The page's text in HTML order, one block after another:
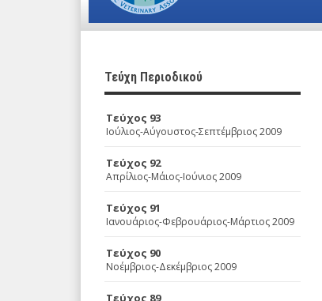
Τεύχη Περιοδικού
Τεύχος 93
Ιούλιος-Αύγουστος-Σεπτέμβριος 2009
Τεύχος 92
Απρίλιος-Μάιος-Ιούνιος 2009
Τεύχος 91
Ιανουάριος-Φεβρουάριος-Μάρτιος 2009
Τεύχος 90
Νοέμβριος-Δεκέμβριος 2009
Τεύχος 89